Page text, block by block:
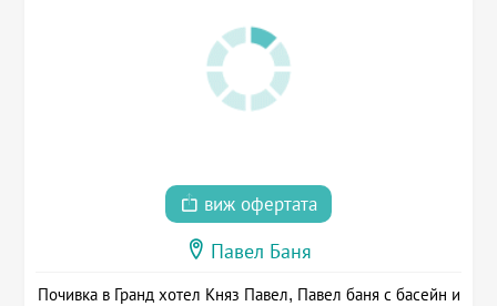
виж офертата
Павел Баня
Почивка в Гранд хотел Княз Павел, Павел баня с басейн и